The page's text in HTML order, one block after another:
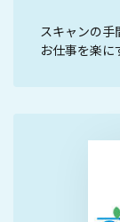
スキャンの手
お仕事を楽に